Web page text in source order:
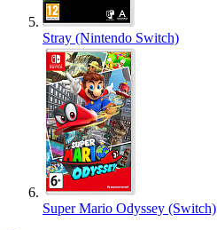
Stray (Nintendo Switch)
Super Mario Odyssey (Switch)